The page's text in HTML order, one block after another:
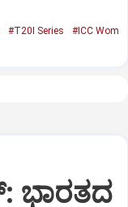
#T20I Series
#ICC Wom
ಭಾರತದ